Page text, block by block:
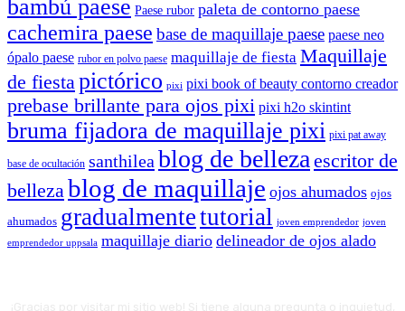
bambú paese Paese rubor paleta de contorno paese
cachemira paese base de maquillaje paese paese neo
ópalo paese rubor en polvo paese maquillaje de fiesta Maquillaje
de fiestapictórico pixi pixi book of beauty contorno creador
prebase brillante para ojos pixi pixi h2o skintint
bruma fijadora de maquillaje pixi pixi pat away
base de ocultación santhilea blog de belleza escritor de
belleza blog de maquillaje ojos ahumados ojos
ahumados gradualmentetutorial joven emprendedor joven
emprendedor uppsala maquillaje diario delineador de ojos alado